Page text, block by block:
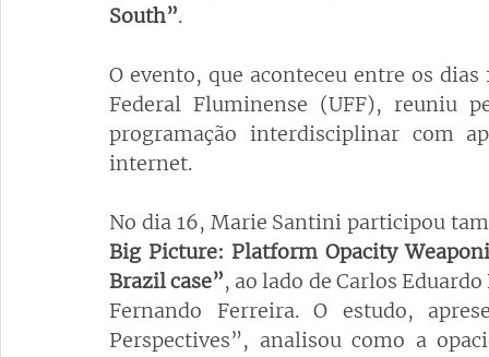
South”.
O evento, que aconteceu entre os
Federal Fluminense (UFF), reuniu
programação interdisciplinar com
internet.
No dia 16, Marie Santini participou
Big Picture: Platform Opacity
Brazil case”, ao lado de Carlos
Fernando Ferreira. O estudo,
Perspectives”, analisou como a